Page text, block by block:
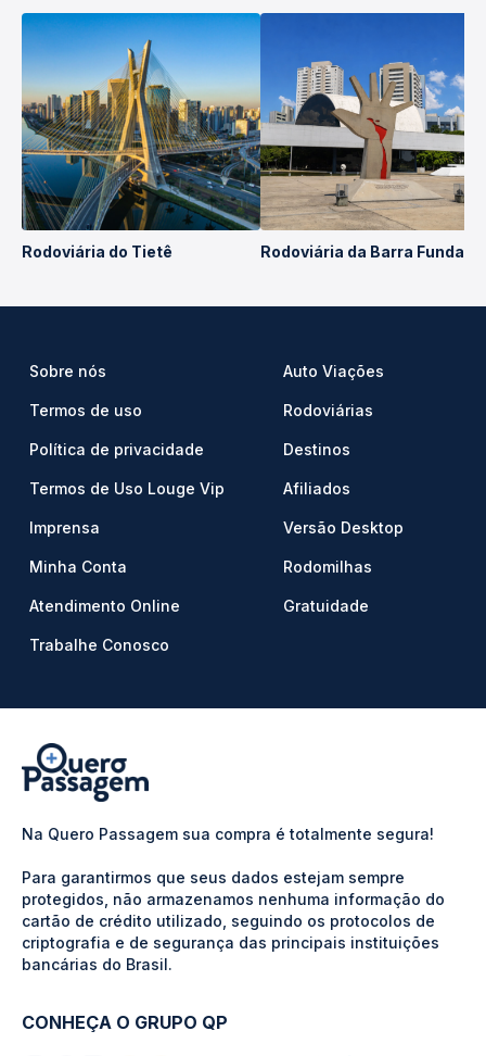
Rodoviária do Tietê Rodoviária da Barra Funda
Sobre nós
Termos de uso
Política de privacidade
Termos de Uso Louge Vip
Imprensa
Minha Conta
Atendimento Online
Trabalhe Conosco
Auto Viações
Rodoviárias
Destinos
Afiliados
Versão Desktop
Rodomilhas
Gratuidade
Na Quero Passagem sua compra é totalmente segura!
Para garantirmos que seus dados estejam sempre
protegidos, não armazenamos nenhuma informação do
cartão de crédito utilizado, seguindo os protocolos de
criptografia e de segurança das principais instituições
bancárias do Brasil.
CONHEÇA O GRUPO QP